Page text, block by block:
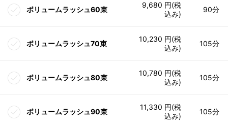
ボリュームラッシュ60束
9,680 円(税
込み)
90分
ボリュームラッシュ70束
10,230 円(税
込み)
105分
ボリュームラッシュ80束
10,780 円(税
込み)
105分
ボリュームラッシュ90束
11,330 円(税
込み)
105分